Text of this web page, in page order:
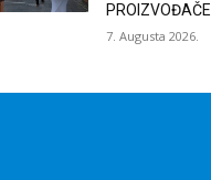
PROIZVOĐAČE
7. Augusta 2026.